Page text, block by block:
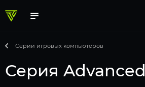
Серии игровых компьютеров
Серия Advanced